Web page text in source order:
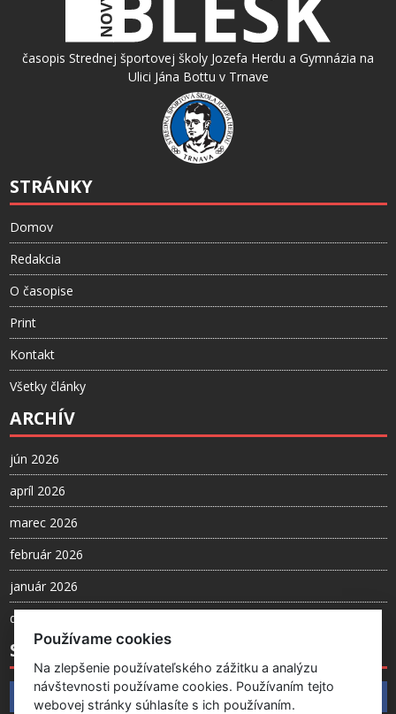
časopis Strednej športovej školy Jozefa Herdu a Gymnázia na
Ulici Jána Bottu v Trnave
STRÁNKY
Domov
Redakcia
O časopise
Print
Kontakt
Všetky články
ARCHÍV
jún 2026
apríl 2026
marec 2026
február 2026
január 2026
december 2025
SLEDUJTE NÁS
Facebook
Používame cookies
Na zlepšenie používateľského zážitku a analýzu
návštevnosti používame cookies. Používaním tejto
webovej stránky súhlasíte s ich používaním.